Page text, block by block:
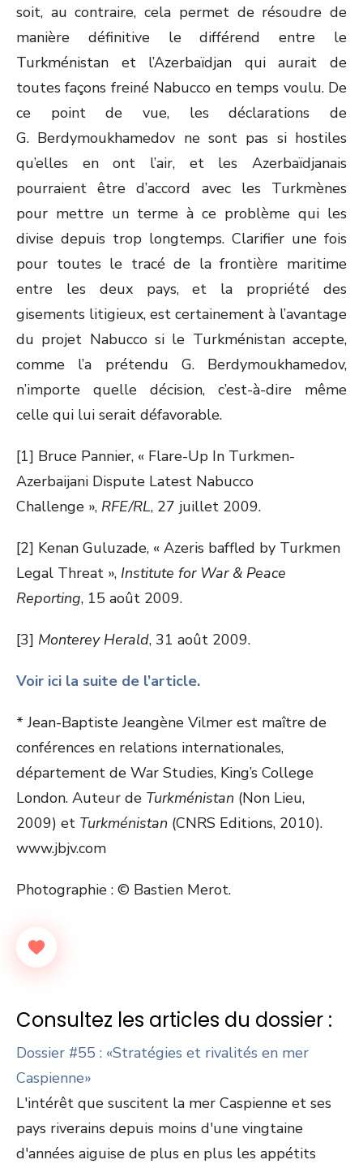
soit, au contraire, cela permet de résoudre de
manière définitive le différend entre le
Turkménistan et l’Azerbaïdjan qui aurait de
toutes façons freiné Nabucco en temps voulu. De
ce point de vue, les déclarations de
G. Berdymoukhamedov ne sont pas si hostiles
qu’elles en ont l’air, et les Azerbaïdjanais
pourraient être d’accord avec les Turkmènes
pour mettre un terme à ce problème qui les
divise depuis trop longtemps. Clarifier une fois
pour toutes le tracé de la frontière maritime
entre les deux pays, et la propriété des
gisements litigieux, est certainement à l’avantage
du projet Nabucco si le Turkménistan accepte,
comme l’a prétendu G. Berdymoukhamedov,
n’importe quelle décision, c’est-à-dire même
celle qui lui serait défavorable.
[1] Bruce Pannier, « Flare-Up In Turkmen-
Azerbaijani Dispute Latest Nabucco
Challenge », RFE/RL, 27 juillet 2009.
[2] Kenan Guluzade, « Azeris baffled by Turkmen
Legal Threat », Institute for War & Peace
Reporting, 15 août 2009.
[3] Monterey Herald, 31 août 2009.
Voir ici la suite de l’article.
* Jean-Baptiste Jeangène Vilmer est maître de
conférences en relations internationales,
département de War Studies, King’s College
London. Auteur de Turkménistan (Non Lieu,
2009) et Turkménistan (CNRS Editions, 2010).
www.jbjv.com
Photographie : © Bastien Merot.
Consultez les articles du dossier :
Dossier #55 : «Stratégies et rivalités en mer
Caspienne»
L'intérêt que suscitent la mer Caspienne et ses
pays riverains depuis moins d'une vingtaine
d'années aiguise de plus en plus les appétits